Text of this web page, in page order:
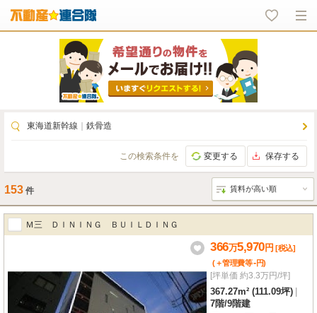
東海道新幹線 鉄骨造
この検索条件を 変更する 保存する
153 件
Ｍ三 ＤＩＮＩＮＧ ＢＵＩＬＤＩＮＧ
366万5,970円 [税込]
(＋管理費等-円)
[坪単価 約3.3万円/坪]
367.27m² (111.09坪)
7階/9階建